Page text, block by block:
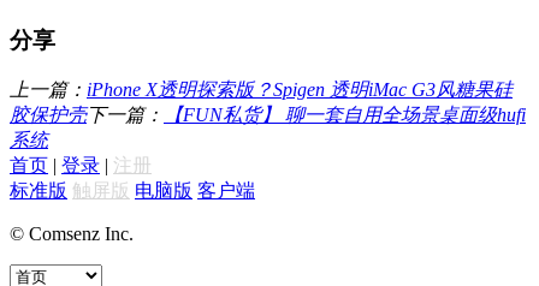
分享
上一篇： iPhone X透明探索版？Spigen 透明iMac G3风糖果硅
胶保护壳下一篇：
【FUN私货】 聊一套自用全场景桌面级hufi
系统
首页 | 登录 | 注册
标准版 触屏版 电脑版 客户端
© Comsenz Inc.